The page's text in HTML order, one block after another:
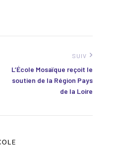
SUIV
L’École Mosaïque reçoit le
soutien de la Région Pays
de la Loire